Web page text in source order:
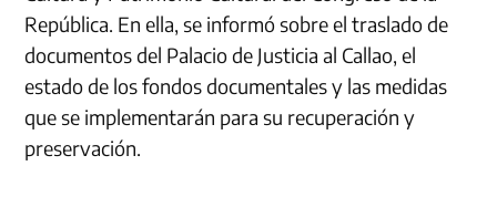
República. En ella, se informó sobre el traslado de
documentos del Palacio de Justicia al Callao, el
estado de los fondos documentales y las medidas
que se implementarán para su recuperación y
preservación.